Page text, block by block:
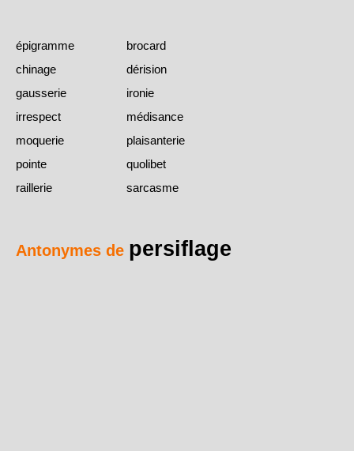
épigramme
brocard
chinage
dérision
gausserie
ironie
irrespect
médisance
moquerie
plaisanterie
pointe
quolibet
raillerie
sarcasme
Antonymes de persiflage